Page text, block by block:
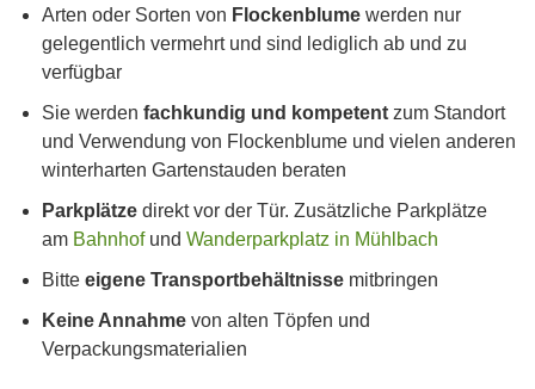
Arten oder Sorten von Flockenblume werden nur
gelegentlich vermehrt und sind lediglich ab und zu
verfügbar
Sie werden fachkundig und kompetent zum Standort
und Verwendung von Flockenblume und vielen anderen
winterharten Gartenstauden beraten
Parkplätze direkt vor der Tür. Zusätzliche Parkplätze
am Bahnhofund Wanderparkplatz in Mühlbach
Bitte eigene Transportbehältnisse mitbringen
Keine Annahme von alten Töpfen und
Verpackungsmaterialien